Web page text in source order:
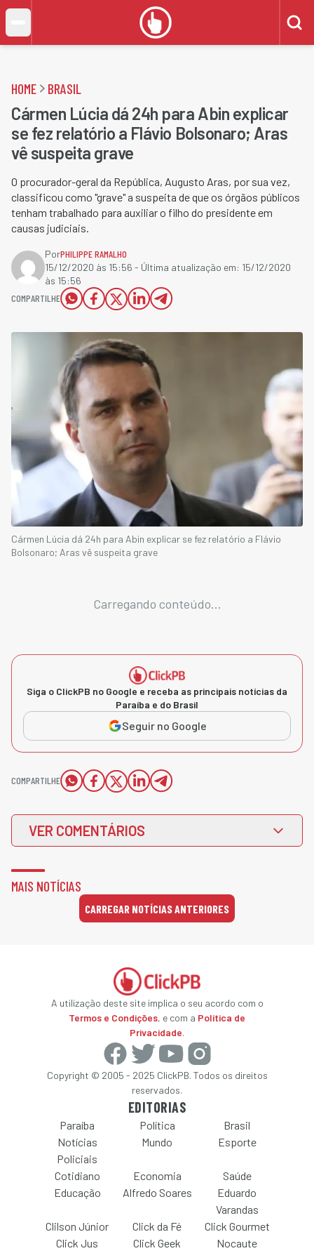
HOME BRASIL
Cármen Lúcia dá 24h para Abin explicar
se fez relatório a Flávio Bolsonaro; Aras
vê suspeita grave
O procurador-geral da República, Augusto Aras, por sua vez,
classificou como "grave" a suspeita de que os órgãos públicos
tenham trabalhado para auxiliar o filho do presidente em
causas judiciais.
PorPHILIPPE RAMALHO
15/12/2020 às 15:56 - Última atualização em: 15/12/2020
às 15:56
COMPARTILHE
Cármen Lúcia dá 24h para Abin explicar se fez relatório a Flávio
Bolsonaro; Aras vê suspeita grave
Carregando conteúdo...
Siga o ClickPB no Google e receba as principais notícias da
Paraíba e do Brasil
Seguir no Google
COMPARTILHE
VER COMENTÁRIOS
MAIS NOTÍCIAS
CARREGAR NOTÍCIAS ANTERIORES
A utilização deste site implica o seu acordo com o
Termos e Condições, e com a Política de
Privacidade.
Copyright © 2005 - 2025 ClickPB. Todos os direitos
reservados.
EDITORIAS
Paraíba Política
Brasil
Notícias
Policiais
Mundo Esporte
Cotidiano Economia
Saúde
Educação
Alfredo Soares
Eduardo
Varandas
Clilson Júnior
Click da Fé
Click Gourmet
Click Jus
Click Geek Nocaute